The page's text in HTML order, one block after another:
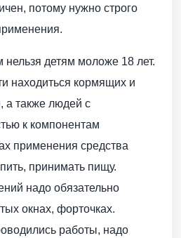
потому нужно строго
детям моложе 18 лет.
находиться кормящих и
также людей с
к компонентам
применения средства
принимать пищу.
надо обязательно
окнах, форточках.
работы, надо